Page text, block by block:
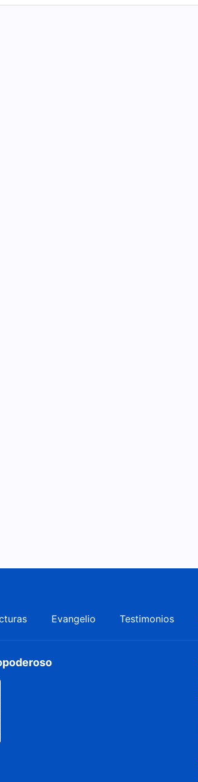
Evangelio Testimonios